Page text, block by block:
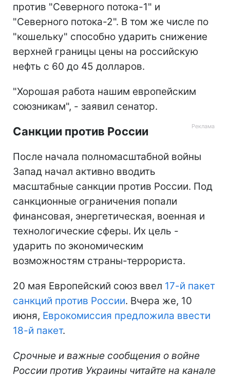
против "Северного потока-1" и
"Северного потока-2". В том же числе по
"кошельку" способно ударить снижение
верхней границы цены на российскую
нефть с 60 до 45 долларов.
"Хорошая работа нашим европейским
союзникам", - заявил сенатор.
Санкции против России
После начала полномасштабной войны
Запад начал активно вводить
масштабные санкции против России. Под
санкционные ограничения попали
финансовая, энергетическая, военная и
технологические сферы. Их цель -
ударить по экономическим
возможностям страны-террориста.
20 мая Европейский союз ввел 17-й пакет
санкций против России. Вчера же, 10
июня, Еврокомиссия предложила ввести
18-й пакет.
Срочные и важные сообщения о войне
России против Украины читайте на канале